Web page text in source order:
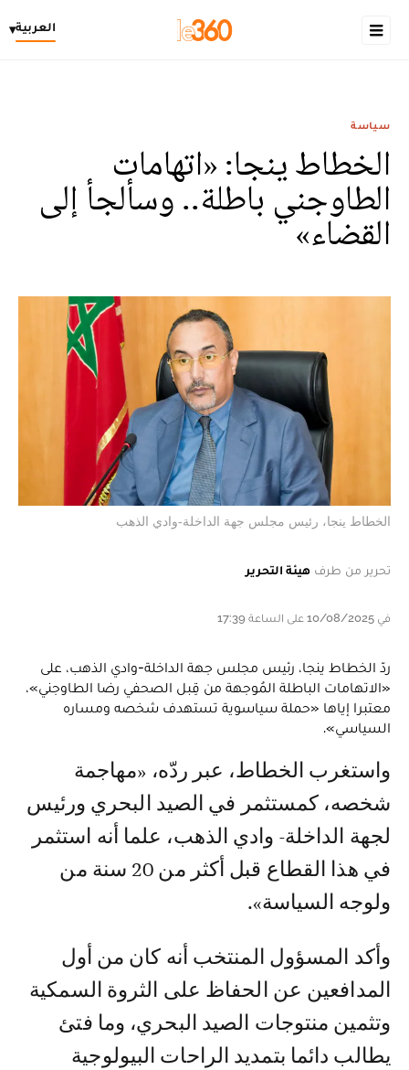
العربية▾
سياسة
الخطاط ينجا: «اتهامات
الطاوجني باطلة.. وسألجأ إلى
القضاء»
الخطاط ينجا، رئيس مجلس جهة الداخلة-وادي الذهب
تحرير من طرف هيئة التحرير
في 10/08/2025 على الساعة 17:39
ردّ الخطاط ينجا، رئيس مجلس جهة الداخلة-وادي الذهب، على
«الاتهامات الباطلة المُوجهة من قِبل الصحفي رضا الطاوجني»،
معتبرا إياها «حملة سياسوية تستهدف شخصه ومساره
السياسي».
واستغرب الخطاط، عبر ردّه، «مهاجمة
شخصه، كمستثمر في الصيد البحري ورئيس
لجهة الداخلة- وادي الذهب، علما أنه استثمر
في هذا القطاع قبل أكثر من 20 سنة من
ولوجه السياسة».
وأكد المسؤول المنتخب أنه كان من أول
المدافعين عن الحفاظ على الثروة السمكية
وتثمين منتوجات الصيد البحري، وما فتئ
يطالب دائما بتمديد الراحات البيولوجية